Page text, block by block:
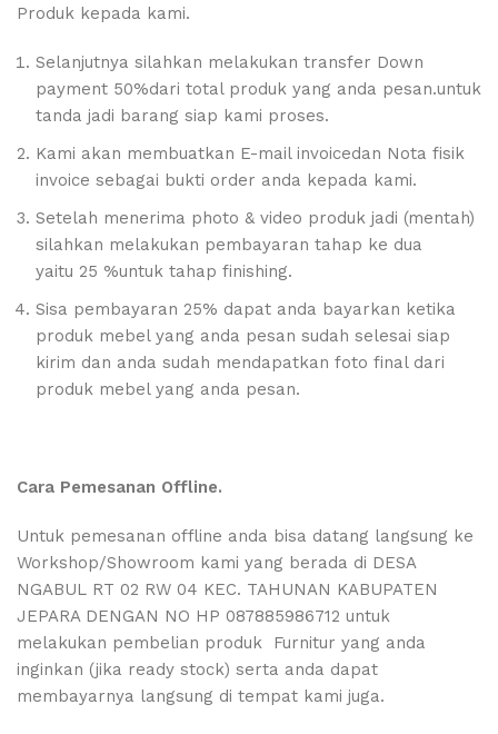
Produk kepada kami.
Selanjutnya silahkan melakukan transfer Down
payment 50%dari total produk yang anda pesan.untuk
tanda jadi barang siap kami proses.
Kami akan membuatkan E-mail invoicedan Nota fisik
invoice sebagai bukti order anda kepada kami.
Setelah menerima photo & video produk jadi (mentah)
silahkan melakukan pembayaran tahap ke dua
yaitu 25 %untuk tahap finishing.
Sisa pembayaran 25% dapat anda bayarkan ketika
produk mebel yang anda pesan sudah selesai siap
kirim dan anda sudah mendapatkan foto final dari
produk mebel yang anda pesan.
Cara Pemesanan Offline.
Untuk pemesanan offline anda bisa datang langsung ke
Workshop/Showroom kami yang berada di DESA
NGABUL RT 02 RW 04 KEC. TAHUNAN KABUPATEN
JEPARA DENGAN NO HP 087885986712 untuk
melakukan pembelian produk Furnitur yang anda
inginkan (jika ready stock) serta anda dapat
membayarnya langsung di tempat kami juga.